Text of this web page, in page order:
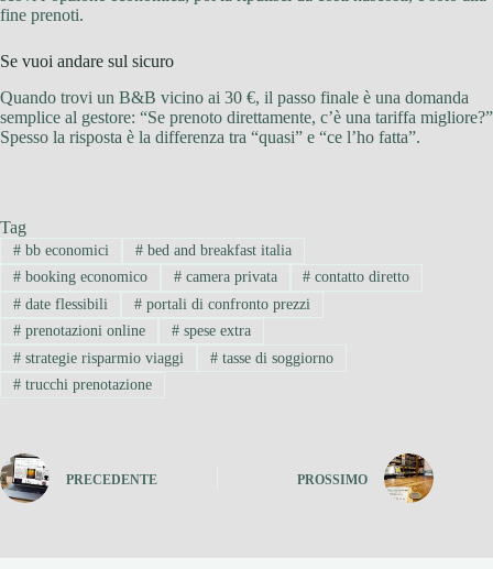
fine prenoti.
Se vuoi andare sul sicuro
Quando trovi un B&B vicino ai 30 €, il passo finale è una domanda
semplice al gestore: “Se prenoto direttamente, c’è una tariffa migliore?”
Spesso la risposta è la differenza tra “quasi” e “ce l’ho fatta”.
Tag
#bb economici #bed and breakfast italia
#booking economico #camera privata # contatto diretto
#date flessibili #portali di confronto prezzi
#prenotazioni online #spese extra
#strategie risparmio viaggi #tasse di soggiorno
#trucchi prenotazione
PRECEDENTE PROSSIMO